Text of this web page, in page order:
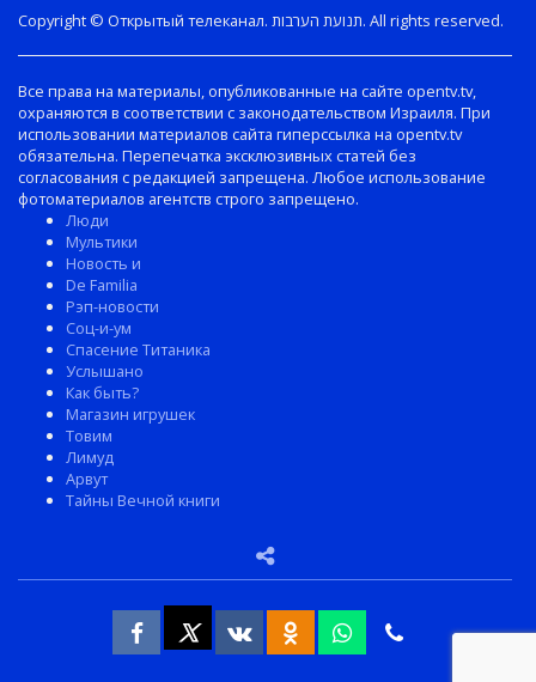
Copyright © Открытый телеканал. תנועת הערבות. All rights reserved.
Все права на материалы, опубликованные на сайте opentv.tv,
охраняются в соответствии с законодательством Израиля. При
использовании материалов сайта гиперссылка на opentv.tv
обязательна. Перепечатка эксклюзивных статей без
согласования с редакцией запрещена. Любое использование
фотоматериалов агентств строго запрещено.
Люди
Мультики
Новость и
De Familia
Рэп-новости
Соц-и-ум
Спасение Титаника
Услышано
Как быть?
Магазин игрушек
Товим
Лимуд
Арвут
Тайны Вечной книги